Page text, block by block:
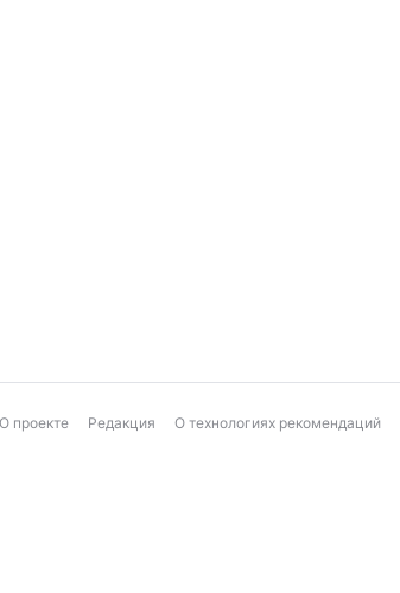
О проекте Редакция О технологиях рекомендаций